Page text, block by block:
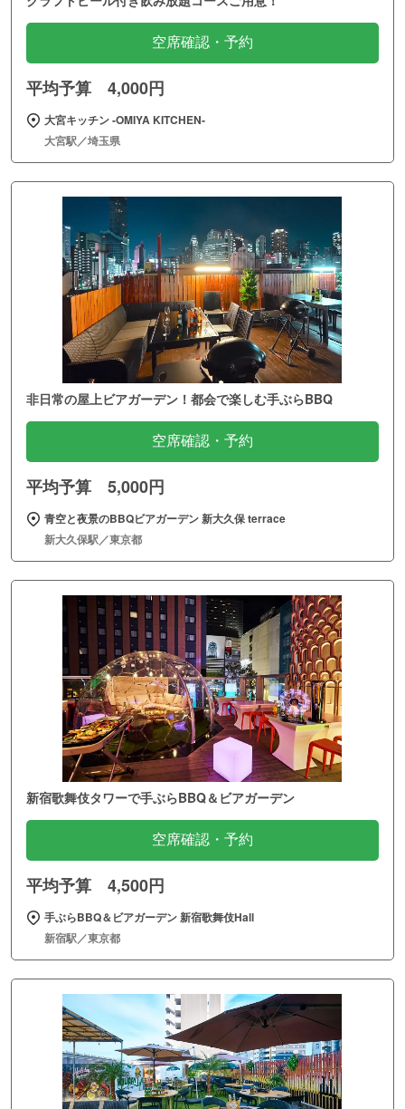
空席確認・予約
平均予算 4,000円
大宮キッチン ‐OMIYA KITCHEN‐
大宮駅／埼玉県
非日常の屋上ビアガーデン！都会で楽しむ手ぶらBBQ
空席確認・予約
平均予算 5,000円
青空と夜景のBBQビアガーデン 新大久保 terrace
新大久保駅／東京都
新宿歌舞伎タワーで手ぶらBBQ＆ビアガーデン
空席確認・予約
平均予算 4,500円
手ぶらBBQ＆ビアガーデン 新宿歌舞伎Hall
新宿駅／東京都